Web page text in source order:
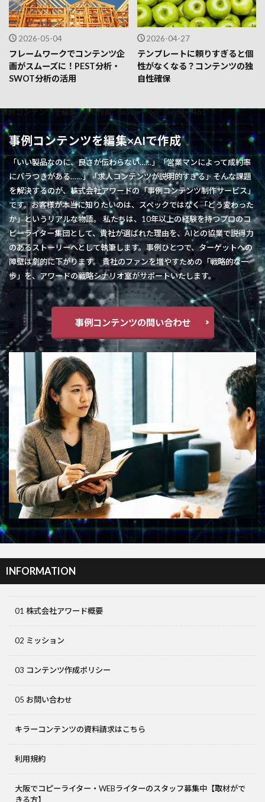
2026-05-04
フレームワークでコンテンツ企
画がスムーズに！PEST分析・
SWOT分析の活用
2026-04-27
テンプレートに頼りすぎると個
性がなくなる？コンテンツの独
自性確保
事例コンテンツを編集×AIで作成" width="768" height="461" >
事例コンテンツを編集×AIで作成
「いい製品なのに、良さが伝わらない……」「営業マンによって成約率
にバラつきがある……」「求人コンテンツが説明的すぎる」そんな課題
を解決するのが、株式会社アワードの「事例コンテンツ制作サービス」
です。お客様が本当に知りたいのは、スペックではなく「どう変わった
か」というリアルな物語。 私たちは、10年以上の経験を持つプロのコ
ピーライター集団として、貴社が選ばれた理由を、AIとの協業で説得力
のあるストーリーへとして執筆します。事例ひとつで、ターゲットへの
障壁は劇的に下がります。 貴社のファンを増やすための「戦略的な一
歩」を、アワードの戦略シナリオ室がサポートいたします。
事例コンテンツの問い合わせ
INFORMATION
01 株式会社アワード概要
02 ミッション
03 コンテンツ作成ポリシー
05 お問い合わせ
キラーコンテンツの資料請求はこちら
利用規約
大阪でコピーライター・WEBライターのスタッフ募集中【取材がで
きる方】